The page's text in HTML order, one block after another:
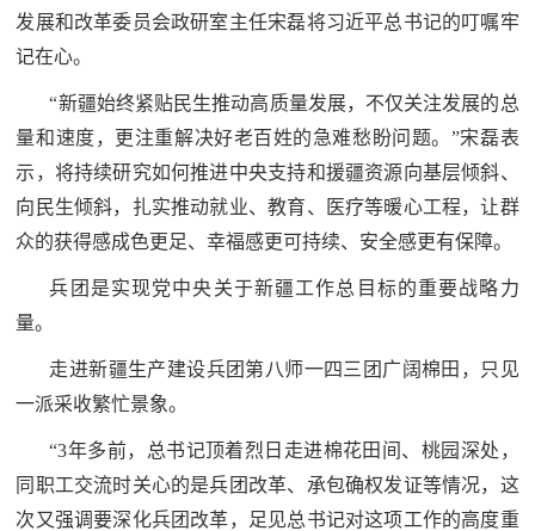
红
文
旅
关
于
我
们
发展和改革委员会政研室主任宋磊将习近平总书记的叮嘱牢
记在心。
“新疆始终紧贴民生推动高质量发展，不仅关注发展的总
量和速度，更注重解决好老百姓的急难愁盼问题。”宋磊表
示，将持续研究如何推进中央支持和援疆资源向基层倾斜、
向民生倾斜，扎实推动就业、教育、医疗等暖心工程，让群
众的获得感成色更足、幸福感更可持续、安全感更有保障。
兵团是实现党中央关于新疆工作总目标的重要战略力
量。
走进新疆生产建设兵团第八师一四三团广阔棉田，只见
一派采收繁忙景象。
“3年多前，总书记顶着烈日走进棉花田间、桃园深处，
同职工交流时关心的是兵团改革、承包确权发证等情况，这
次又强调要深化兵团改革，足见总书记对这项工作的高度重